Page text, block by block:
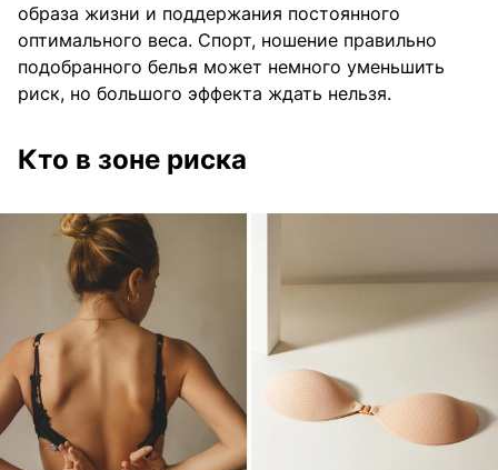
образа жизни и поддержания постоянного
оптимального веса. Спорт, ношение правильно
подобранного белья может немного уменьшить
риск, но большого эффекта ждать нельзя.
Кто в зоне риска